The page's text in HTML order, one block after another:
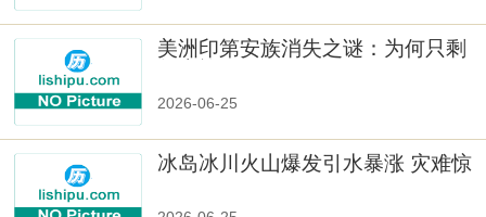
美洲印第安族消失之谜：为何只剩
2026-06-25
冰岛冰川火山爆发引水暴涨 灾难惊